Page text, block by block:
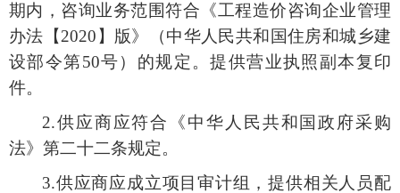
期内，咨询业务范围符合《工程造价咨询企业管理
办法【2020】版》（中华人民共和国住房和城乡建
设部令第50号）的规定。提供营业执照副本复印
件。
2.供应商应符合《中华人民共和国政府采购
法》第二十二条规定。
3.供应商应成立项目审计组，提供相关人员配